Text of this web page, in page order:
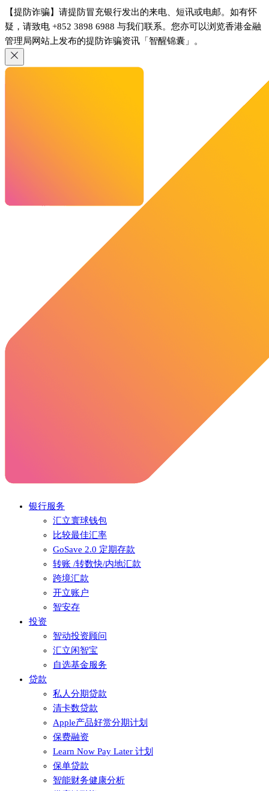
【提防诈骗】请提防冒充银行发出的来电、短讯或电邮。如有怀
疑，请致电 +852 3898 6988 与我们联系。您亦可以浏览香港金融
管理局网站上发布的提防诈骗资讯「智醒锦囊」。
银行服务
汇立寰球钱包
比较最佳汇率
GoSave 2.0 定期存款
转账 /转数快/内地汇款
跨境汇款
开立账户
智安存
投资
智动投资顾问
汇立闲智宝
自选基金服务
贷款
私人分期贷款
清卡数贷款
Apple产品好赏分期计划
保费融资
Learn Now Pay Later 计划
保单贷款
智能财务健康分析